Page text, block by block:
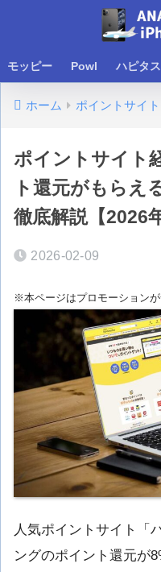
モッピー Powl ハピタス
ホーム ポイントサイト
ポイントサイト
ト還元がもらえ
徹底解説【2026
2026-02-09
※本ページはプロモーション
人気ポイントサイト「
ングのポイント還元が